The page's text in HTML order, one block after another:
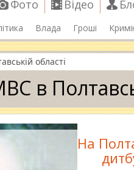
Фото Відео
Влада Гроші
області
в
На